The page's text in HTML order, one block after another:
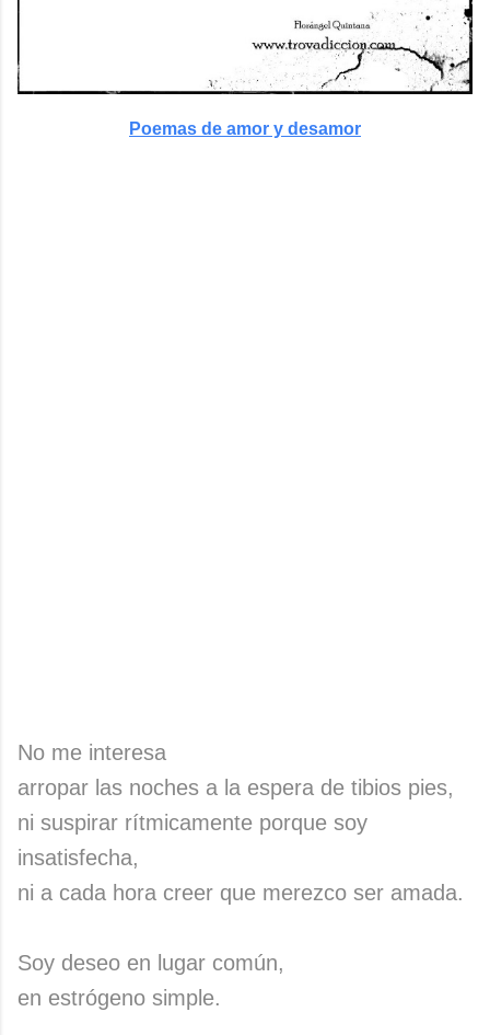
Poemas de amor y desamor
No me interesa
arropar las noches a la espera de tibios pies,
ni suspirar rítmicamente porque soy
insatisfecha,
ni a cada hora creer que merezco ser amada.
Soy deseo en lugar común,
en estrógeno simple.